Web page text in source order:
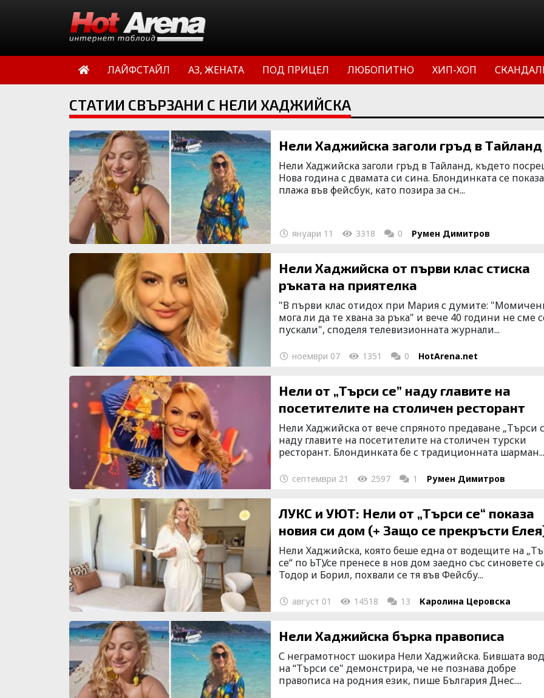
ЛАЙФСТАЙЛ АЗ, ЖЕНАТА ПОД ПРИЦЕЛ ЛЮБОПИТНО ХИП-ХОП
СТАТИИ СВЪРЗАНИ С НЕЛИ ХАДЖИЙСКА
Нели Хаджийска заголи гръд в Тайланд
Нели Хаджийска заголи гръд в Тайланд, където
Нова година с двамата си сина. Блондинката се
плажа във фейсбук, като позира за сн...
януари 11 3318 0 Румен Димитров
Нели Хаджийска от първи клас стиска
ръката на приятелка
"В първи клас отидох при Мария с думите:
мога ли да те хвана за ръка" и вече 40 години не сме
пускали", споделя телевизионната журнали...
ноември 07 1351 0 HotArena.net
Нели от „Търси се” наду главите на
посетителите на столичен ресторант
Нели Хаджийска от вече спряното предаване „Търси
наду главите на посетителите на столичен турски
ресторант. Блондинката бе с традиционната шарман...
септември 21 2597 1 Румен Димитров
ЛУКС и УЮТ: Нели от „Търси се“ показа
новия си дом (+ Защо се прекръсти
Hели Хаджийска, която беше една от водещите на
се“ по ЬТѴ, се пренесе в нов дом заедно със синовете
Тодор и Борил, похвали се тя във Фейсбу...
август 01 14518 13 Каролина Церовска
Нели Хаджийска бърка правописа
С неграмотност шокира Нели Хаджийска. Бившата
на “Търси се" демонстрира, че не познава добре
правописа на родния език, пише България Днес....